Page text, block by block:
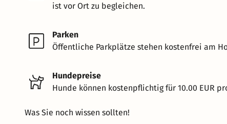
ist vor Ort zu begleichen.
Parken
Öffentliche Parkplätze stehen kostenfrei am
Hundepreise
Hunde können kostenpflichtig für 10.00 EUR
Was Sie noch wissen sollten!